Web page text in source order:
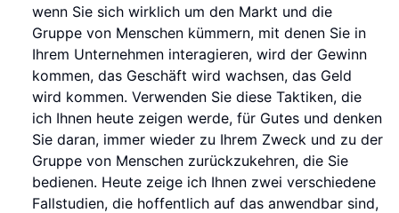
wenn Sie sich wirklich um den Markt und die
Gruppe von Menschen kümmern, mit denen Sie in
Ihrem Unternehmen interagieren, wird der Gewinn
kommen, das Geschäft wird wachsen, das Geld
wird kommen. Verwenden Sie diese Taktiken, die
ich Ihnen heute zeigen werde, für Gutes und denken
Sie daran, immer wieder zu Ihrem Zweck und zu der
Gruppe von Menschen zurückzukehren, die Sie
bedienen. Heute zeige ich Ihnen zwei verschiedene
Fallstudien, die hoffentlich auf das anwendbar sind,